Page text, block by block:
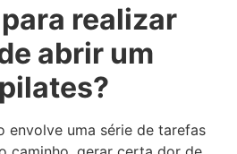
realizar
abrir um
envolve uma série de tarefas